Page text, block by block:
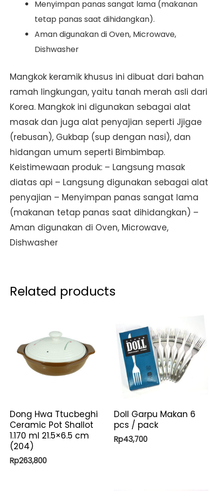
Menyimpan panas sangat lama (makanan
tetap panas saat dihidangkan).
Aman digunakan di Oven, Microwave,
Dishwasher
Mangkok keramik khusus ini dibuat dari bahan
ramah lingkungan, yaitu tanah merah asli dari
Korea. Mangkok ini digunakan sebagai alat
masak dan juga alat penyajian seperti Jjigae
(rebusan), Gukbap (sup dengan nasi), dan
hidangan umum seperti Bimbimbap.
Keistimewaan produk: – Langsung masak
diatas api – Langsung digunakan sebagai alat
penyajian – Menyimpan panas sangat lama
(makanan tetap panas saat dihidangkan) –
Aman digunakan di Oven, Microwave,
Dishwasher
Related products
Dong Hwa Ttucbeghi
Ceramic Pot Shallot
1.170 ml 21.5×6.5 cm
(204)
Rp263,800
Doll Garpu Makan 6
pcs / pack
Rp43,700